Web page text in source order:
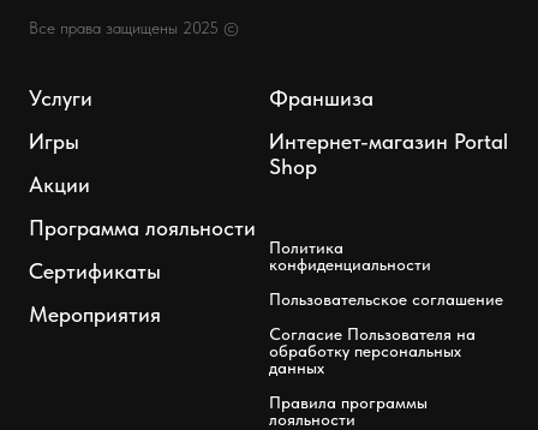
Все права защищены 2025 ©
Услуги
Игры
Акции
Программа лояльности
Сертификаты
Мероприятия
Франшиза
Интернет-магазин Portal
Shop
Политика
конфиденциальности
Пользовательское соглашение
Согласие Пользователя на
обработку персональных
данных
Правила программы
лояльности